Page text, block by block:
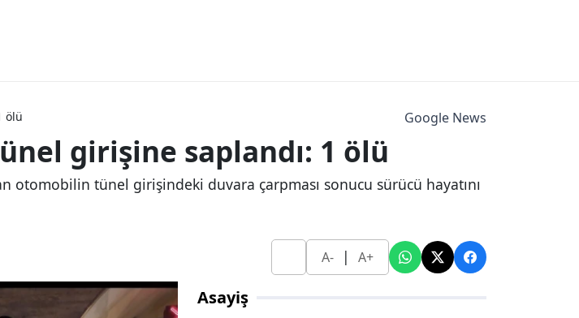
ölü Google News
girişine saplandı: 1 ölü
otomobilin tünel girişindeki duvara çarpması sonucu sürücü hayatını
A- | A+
Asayiş